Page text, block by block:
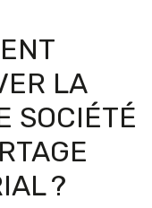
LA
SOCIÉTÉ
?